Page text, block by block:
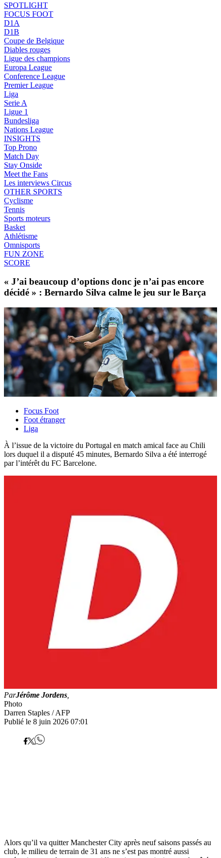
SPOTLIGHT
FOCUS FOOT
D1A
D1B
Coupe de Belgique
Diables rouges
Ligue des champions
Europa League
Conference League
Premier League
Liga
Serie A
Ligue 1
Bundesliga
Nations League
INSIGHTS
Top Prono
Match Day
Stay Onside
Meet the Fans
Les interviews Circus
OTHER SPORTS
Cyclisme
Tennis
Sports moteurs
Basket
Athlétisme
Omnisports
FUN ZONE
SCORE
« J’ai beaucoup d’options donc je n’ai pas encore
décidé » : Bernardo Silva calme le jeu sur le Barça
Focus Foot
Foot étranger
Liga
À l’issue de la victoire du Portugal en match amical face au Chili
lors duquel il a disputé 45 minutes, Bernardo Silva a été interrogé
par l’intérêt du FC Barcelone.
ParJérôme Jordens
Photo
Darren Staples / AFP
Publié le 8 juin 2026 07:01
Alors qu’il va quitter Manchester City après neuf saisons passés au
club, le milieu de terrain de 31 ans ne s’est pas montré aussi